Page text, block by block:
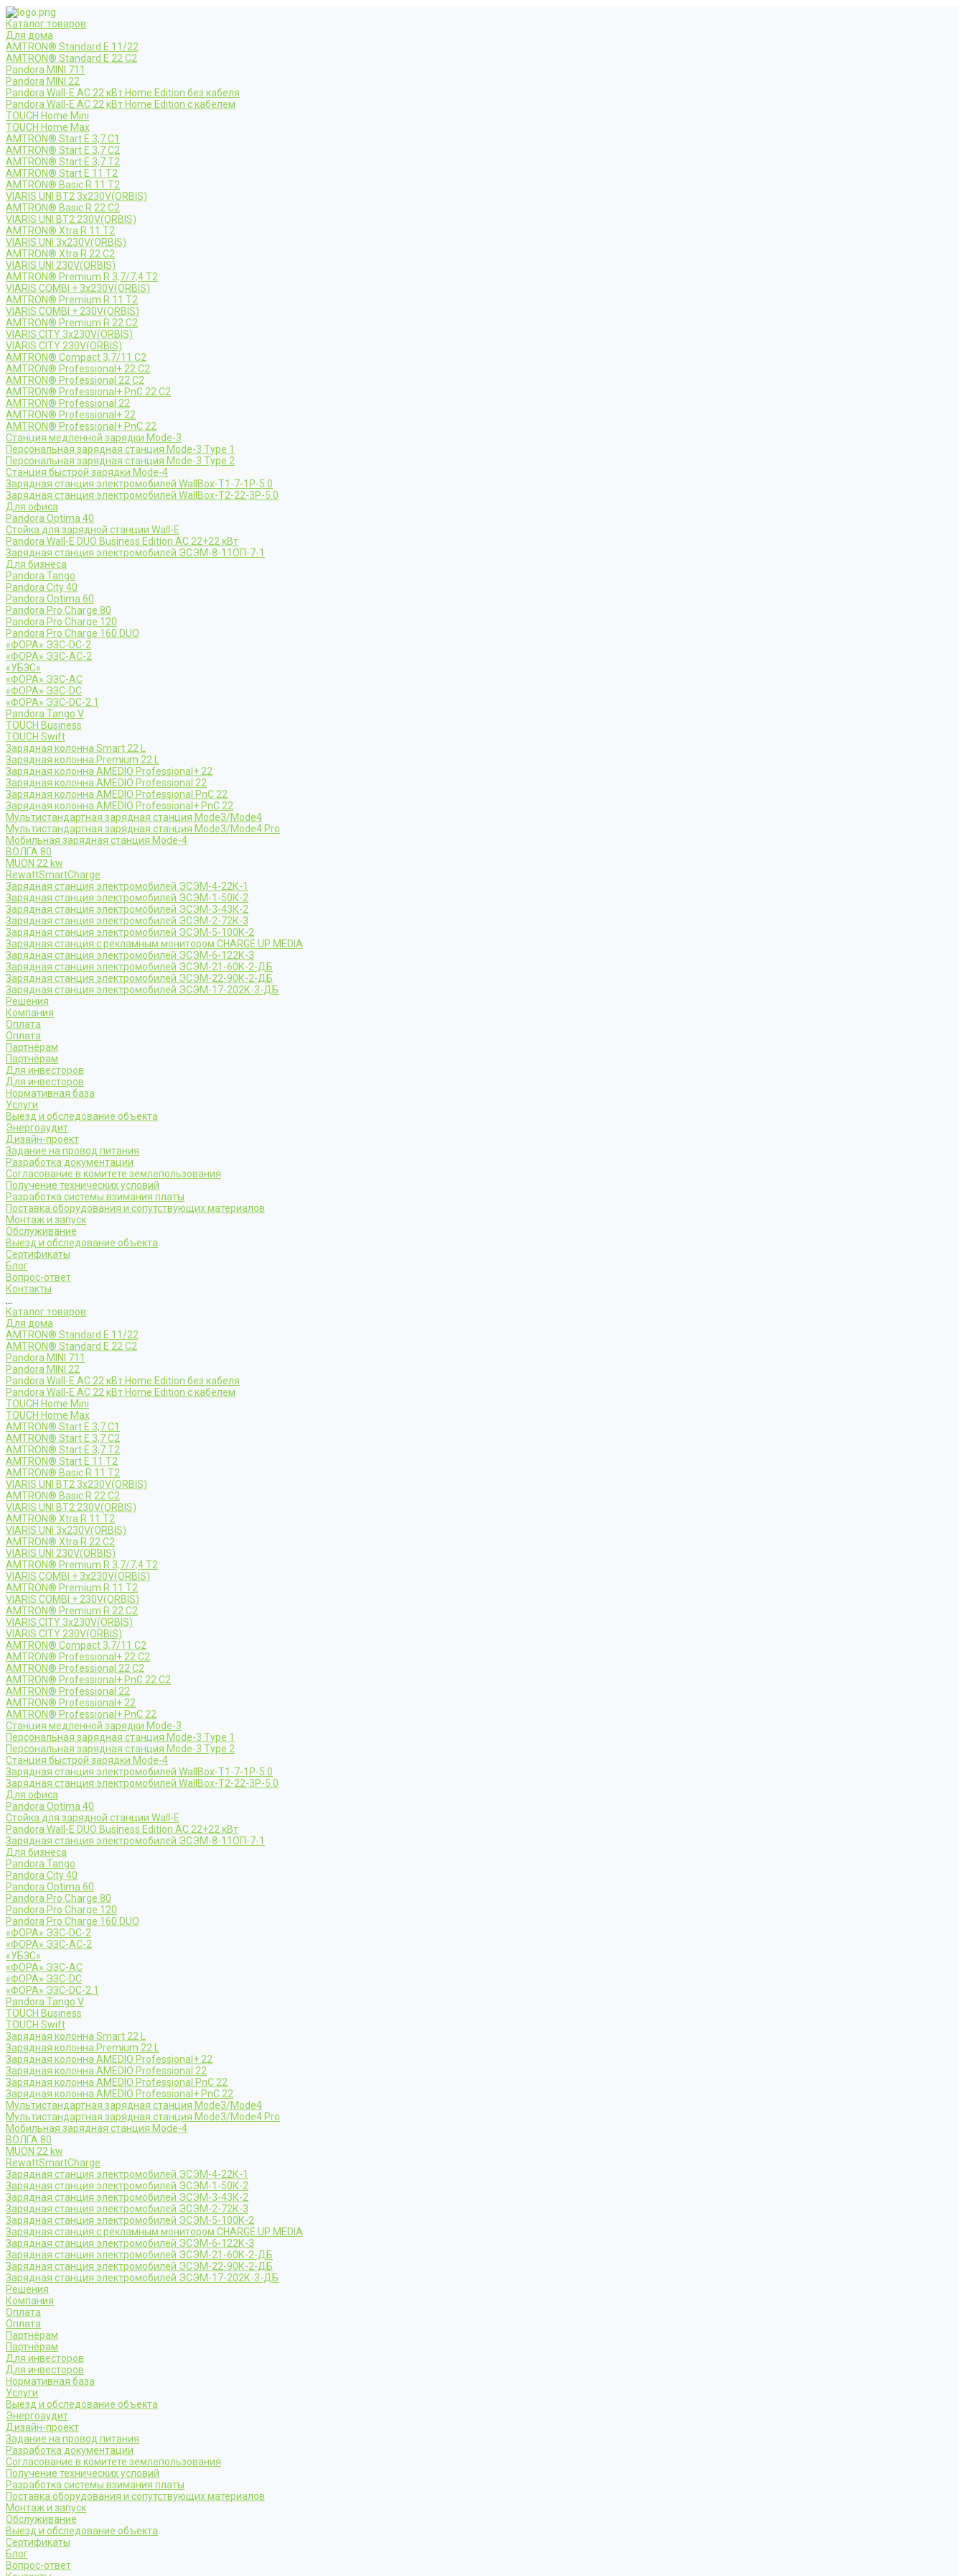
Каталог товаров
Для дома
AMTRON® Standard E 11/22
AMTRON® Standard E 22 C2
Pandora MINI 711
Pandora MINI 22
Pandora Wall-E AC 22 кВт Home Edition без кабеля
Pandora Wall-E AC 22 кВт Home Edition с кабелем
TOUCH Home Mini
TOUCH Home Max
AMTRON® Start E 3,7 C1
AMTRON® Start E 3,7 C2
AMTRON® Start E 3,7 T2
AMTRON® Start E 11 T2
AMTRON® Basic R 11 T2
VIARIS UNI BT2 3x230V(ORBIS)
AMTRON® Basic R 22 C2
VIARIS UNI BT2 230V(ORBIS)
AMTRON® Xtra R 11 T2
VIARIS UNI 3x230V(ORBIS)
AMTRON® Xtra R 22 C2
VIARIS UNI 230V(ORBIS)
AMTRON® Premium R 3,7/7,4 T2
VIARIS COMBI + 3x230V(ORBIS)
AMTRON® Premium R 11 T2
VIARIS COMBI + 230V(ORBIS)
AMTRON® Premium R 22 C2
VIARIS CITY 3x230V(ORBIS)
VIARIS CITY 230V(ORBIS)
AMTRON® Compact 3,7/11 C2
AMTRON® Professional+ 22 C2
AMTRON® Professional 22 C2
AMTRON® Professional+ PnC 22 C2
AMTRON® Professional 22
AMTRON® Professional+ 22
AMTRON® Professional+ PnC 22
Станция медленной зарядки Mode-3
Персональная зарядная станция Mode-3 Type 1
Персональная зарядная станция Mode-3 Type 2
Станция быстрой зарядки Mode-4
Зарядная станция электромобилей WallBox-Т1-7-1Р-5.0
Зарядная станция электромобилей WallBox-Т2-22-3Р-5.0
Для офиса
Pandora Optima 40
Стойка для зарядной станции Wall-E
Pandora Wall-E DUO Business Edition AC 22+22 кВт
Зарядная станция электромобилей ЭСЭМ-8-11ОП-7-1
Для бизнеса
Pandora Tango
Pandora City 40
Pandora Optima 60
Pandora Pro Charge 80
Pandora Pro Charge 120
Pandora Pro Charge 160 DUO
«ФОРА» ЭЗС-DC-2
«ФОРА» ЭЗС-AC-2
«УБЗС»
«ФОРА» ЭЗС-AC
«ФОРА» ЭЗС-DC
«ФОРА» ЭЗС-DC-2.1
Pandora Tango V
TOUCH Business
TOUCH Swift
Зарядная колонна Smart 22 L
Зарядная колонна Premium 22 L
Зарядная колонна AMEDIO Professional+ 22
Зарядная колонна AMEDIO Professional 22
Зарядная колонна AMEDIO Professional PnC 22
Зарядная колонна AMEDIO Professional+ PnC 22
Мультистандартная зарядная станция Mode3/Mode4
Мультистандартная зарядная станция Mode3/Mode4 Pro
Мобильная зарядная станция Mode-4
ВОЛГА 80
MUON 22 kw
RewattSmartCharge
Зарядная станция электромобилей ЭСЭМ-4-22К-1
Зарядная станция электромобилей ЭСЭМ-1-50К-2
Зарядная станция электромобилей ЭСЭМ-3-43К-2
Зарядная станция электромобилей ЭСЭМ-2-72К-3
Зарядная станция электромобилей ЭСЭМ-5-100К-2
Зарядная станция с рекламным монитором CHARGE UP MEDIA
Зарядная станция электромобилей ЭСЭМ-6-122К-3
Зарядная станция электромобилей ЭСЭМ-21-60К-2-ДБ
Зарядная станция электромобилей ЭСЭМ-22-90К-2-ДБ
Зарядная станция электромобилей ЭСЭМ-17-202К-3-ДБ
Решения
Компания
Оплата
Оплата
Партнёрам
Партнёрам
Для инвесторов
Для инвесторов
Нормативная база
Услуги
Выезд и обследование объекта
Энергоаудит
Дизайн-проект
Задание на провод питания
Разработка документации
Согласование в комитете землепользования
Получение технических условий
Разработка системы взимания платы
Поставка оборудования и сопутствующих материалов
Монтаж и запуск
Обслуживание
Выезд и обследование объекта
Сертификаты
Блог
Вопрос-ответ
Контакты
...
Каталог товаров
Для дома
AMTRON® Standard E 11/22
AMTRON® Standard E 22 C2
Pandora MINI 711
Pandora MINI 22
Pandora Wall-E AC 22 кВт Home Edition без кабеля
Pandora Wall-E AC 22 кВт Home Edition с кабелем
TOUCH Home Mini
TOUCH Home Max
AMTRON® Start E 3,7 C1
AMTRON® Start E 3,7 C2
AMTRON® Start E 3,7 T2
AMTRON® Start E 11 T2
AMTRON® Basic R 11 T2
VIARIS UNI BT2 3x230V(ORBIS)
AMTRON® Basic R 22 C2
VIARIS UNI BT2 230V(ORBIS)
AMTRON® Xtra R 11 T2
VIARIS UNI 3x230V(ORBIS)
AMTRON® Xtra R 22 C2
VIARIS UNI 230V(ORBIS)
AMTRON® Premium R 3,7/7,4 T2
VIARIS COMBI + 3x230V(ORBIS)
AMTRON® Premium R 11 T2
VIARIS COMBI + 230V(ORBIS)
AMTRON® Premium R 22 C2
VIARIS CITY 3x230V(ORBIS)
VIARIS CITY 230V(ORBIS)
AMTRON® Compact 3,7/11 C2
AMTRON® Professional+ 22 C2
AMTRON® Professional 22 C2
AMTRON® Professional+ PnC 22 C2
AMTRON® Professional 22
AMTRON® Professional+ 22
AMTRON® Professional+ PnC 22
Станция медленной зарядки Mode-3
Персональная зарядная станция Mode-3 Type 1
Персональная зарядная станция Mode-3 Type 2
Станция быстрой зарядки Mode-4
Зарядная станция электромобилей WallBox-Т1-7-1Р-5.0
Зарядная станция электромобилей WallBox-Т2-22-3Р-5.0
Для офиса
Pandora Optima 40
Стойка для зарядной станции Wall-E
Pandora Wall-E DUO Business Edition AC 22+22 кВт
Зарядная станция электромобилей ЭСЭМ-8-11ОП-7-1
Для бизнеса
Pandora Tango
Pandora City 40
Pandora Optima 60
Pandora Pro Charge 80
Pandora Pro Charge 120
Pandora Pro Charge 160 DUO
«ФОРА» ЭЗС-DC-2
«ФОРА» ЭЗС-AC-2
«УБЗС»
«ФОРА» ЭЗС-AC
«ФОРА» ЭЗС-DC
«ФОРА» ЭЗС-DC-2.1
Pandora Tango V
TOUCH Business
TOUCH Swift
Зарядная колонна Smart 22 L
Зарядная колонна Premium 22 L
Зарядная колонна AMEDIO Professional+ 22
Зарядная колонна AMEDIO Professional 22
Зарядная колонна AMEDIO Professional PnC 22
Зарядная колонна AMEDIO Professional+ PnC 22
Мультистандартная зарядная станция Mode3/Mode4
Мультистандартная зарядная станция Mode3/Mode4 Pro
Мобильная зарядная станция Mode-4
ВОЛГА 80
MUON 22 kw
RewattSmartCharge
Зарядная станция электромобилей ЭСЭМ-4-22К-1
Зарядная станция электромобилей ЭСЭМ-1-50К-2
Зарядная станция электромобилей ЭСЭМ-3-43К-2
Зарядная станция электромобилей ЭСЭМ-2-72К-3
Зарядная станция электромобилей ЭСЭМ-5-100К-2
Зарядная станция с рекламным монитором CHARGE UP MEDIA
Зарядная станция электромобилей ЭСЭМ-6-122К-3
Зарядная станция электромобилей ЭСЭМ-21-60К-2-ДБ
Зарядная станция электромобилей ЭСЭМ-22-90К-2-ДБ
Зарядная станция электромобилей ЭСЭМ-17-202К-3-ДБ
Решения
Компания
Оплата
Оплата
Партнёрам
Партнёрам
Для инвесторов
Для инвесторов
Нормативная база
Услуги
Выезд и обследование объекта
Энергоаудит
Дизайн-проект
Задание на провод питания
Разработка документации
Согласование в комитете землепользования
Получение технических условий
Разработка системы взимания платы
Поставка оборудования и сопутствующих материалов
Монтаж и запуск
Обслуживание
Выезд и обследование объекта
Сертификаты
Блог
Вопрос-ответ